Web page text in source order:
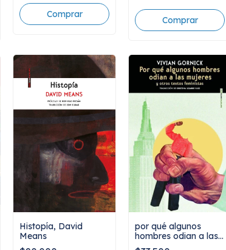
Histopía, David
Means
por qué algunos
hombres odian a las
mujeres y otros